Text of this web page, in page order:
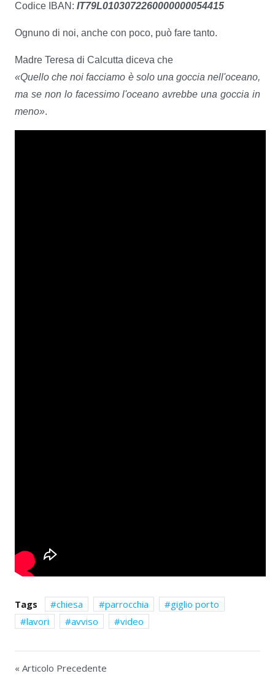
Codice IBAN: IT79L0103072260000000054415
Ognuno di noi, anche con poco, può fare tanto.
Madre Teresa di Calcutta diceva che
«Quello che noi facciamo è solo una goccia nell'oceano,
ma se non lo facessimo l'oceano avrebbe una goccia in
meno».
Tags chiesa parrocchia
giglio porto
lavori
avviso video
« Articolo Precedente